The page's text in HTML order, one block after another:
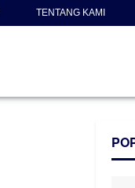
TENTANG KAMI